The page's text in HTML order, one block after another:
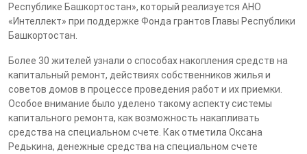
Республике Башкортостан», который реализуется АНО
«Интеллект» при поддержке Фонда грантов Главы Республики
Башкортостан.
Более 30 жителей узнали о способах накопления средств на
капитальный ремонт, действиях собственников жилья и
советов домов в процессе проведения работ и их приемки.
Особое внимание было уделено такому аспекту системы
капитального ремонта, как возможность накапливать
средства на специальном счете. Как отметила Оксана
Редькина, денежные средства на специальном счете